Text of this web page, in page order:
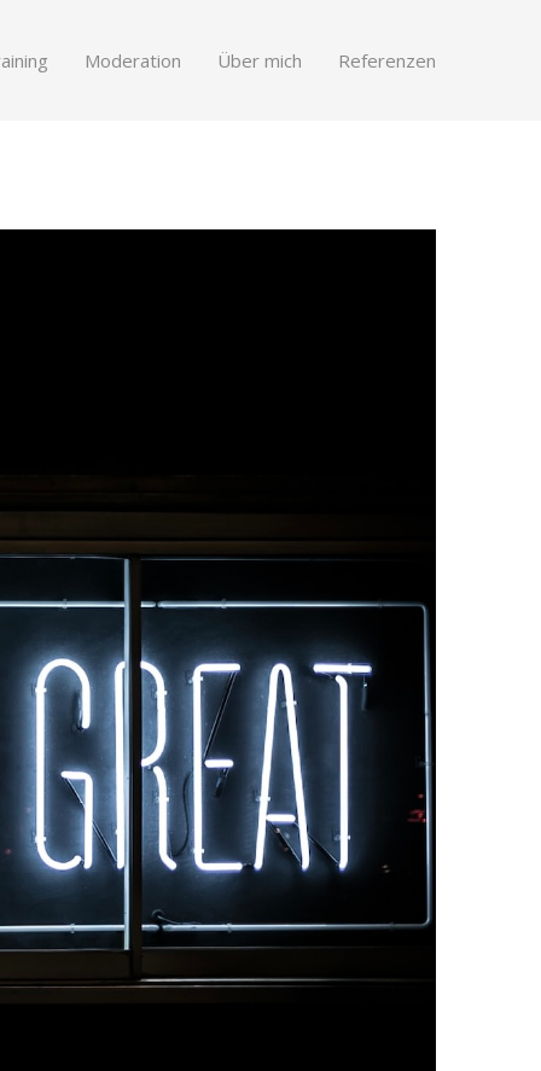
Moderation Über mich Referenzen